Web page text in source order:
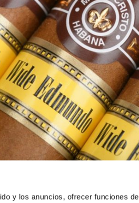
y los anuncios, ofrecer funciones de